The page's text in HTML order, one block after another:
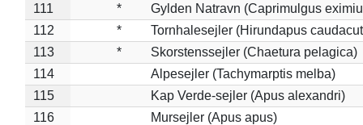
111
*
Gylden Natravn (Caprimulgus
112
*
Tornhalesejler (Hirundapus
113
*
Skorstenssejler (Chaetura pelagica)
114
Alpesejler (Tachymarptis melba)
115
Kap Verde-sejler (Apus alexandri)
116
Mursejler (Apus apus)